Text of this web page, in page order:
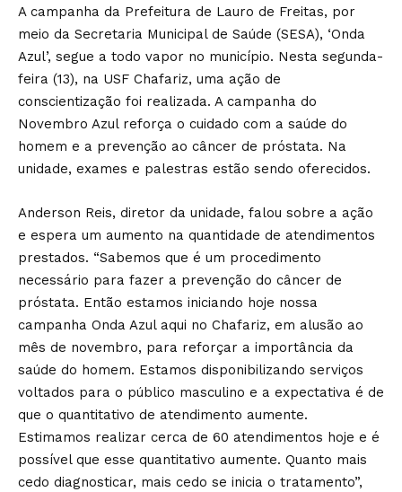
A campanha da Prefeitura de Lauro de Freitas, por
meio da Secretaria Municipal de Saúde (SESA), ‘Onda
Azul’, segue a todo vapor no município. Nesta segunda-
feira (13), na USF Chafariz, uma ação de
conscientização foi realizada. A campanha do
Novembro Azul reforça o cuidado com a saúde do
homem e a prevenção ao câncer de próstata. Na
unidade, exames e palestras estão sendo oferecidos.
Anderson Reis, diretor da unidade, falou sobre a ação
e espera um aumento na quantidade de atendimentos
prestados. “Sabemos que é um procedimento
necessário para fazer a prevenção do câncer de
próstata. Então estamos iniciando hoje nossa
campanha Onda Azul aqui no Chafariz, em alusão ao
mês de novembro, para reforçar a importância da
saúde do homem. Estamos disponibilizando serviços
voltados para o público masculino e a expectativa é de
que o quantitativo de atendimento aumente.
Estimamos realizar cerca de 60 atendimentos hoje e é
possível que esse quantitativo aumente. Quanto mais
cedo diagnosticar, mais cedo se inicia o tratamento”,